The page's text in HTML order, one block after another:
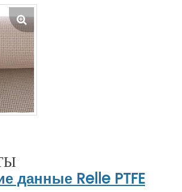
данные Relle PTFE